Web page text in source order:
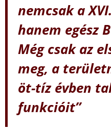
nemcsak a
hanem egész
Még csak az
meg, a
öt-tíz évben
funkcióit”